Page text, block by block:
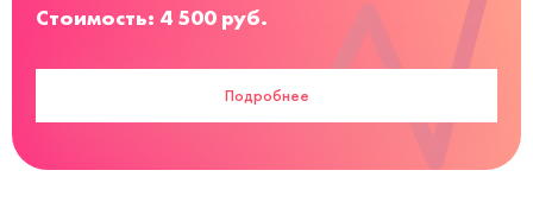
Стоимость: 4 500 руб.
Подробнее